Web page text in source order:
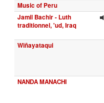
Music of Peru
Jamil Bachir - Luth
traditionnel, 'ud, Iraq
Wiñayataqui
NANDA MANACHI